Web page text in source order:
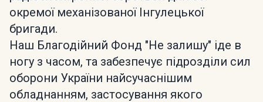
окремої механізованої Інгулецької
бригади.
Наш Благодійний Фонд "Не залишу" іде в
ногу з часом, та забезпечує підрозділи сил
оборони України найсучаснішим
обладнанням, застосування якого